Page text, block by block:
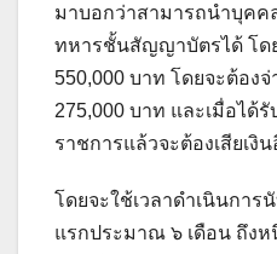
มาบอกว่าสามารถนำบุคค
ทหารชั้นสัญญาบัตรได้ โด
550,000 บาท โดยจะต้อง
275,000 บาท และเมื่อได้
ราชการแล้วจะต้องเสียเงิ
โดยจะใช้เวลาดำเนินการ
แรกประมาณ ๖ เดือน ถึงห